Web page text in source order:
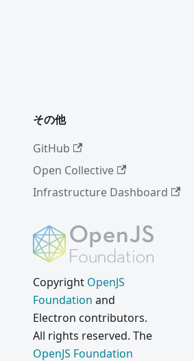
その他
GitHub
Open Collective
Infrastructure Dashboard
Copyright OpenJS
Foundation and
Electron contributors.
All rights reserved. The
OpenJS Foundation